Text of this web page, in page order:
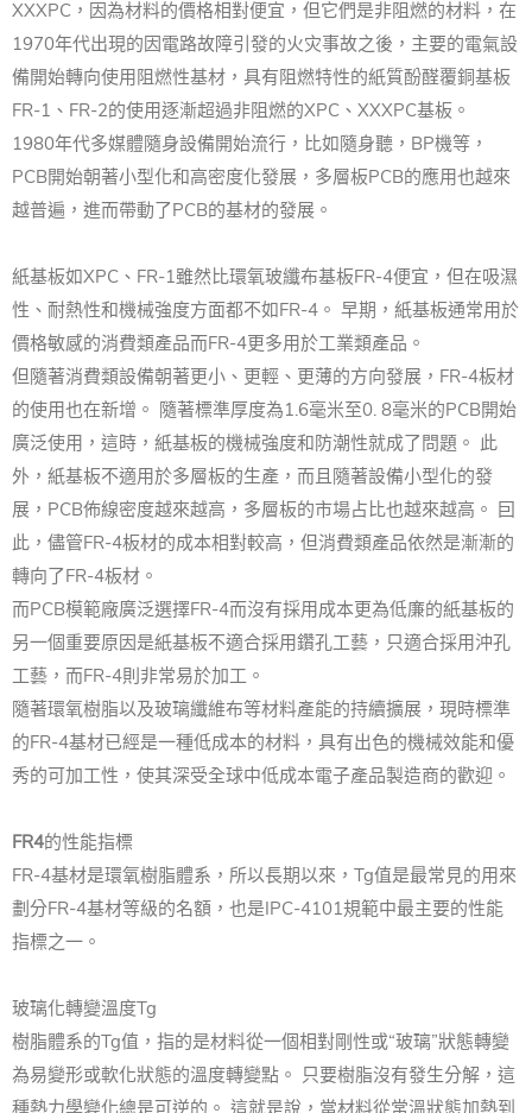
XXXPC，因為材料的價格相對便宜，但它們是非阻燃的材料，在
1970年代出現的因電路故障引發的火灾事故之後，主要的電氣設
備開始轉向使用阻燃性基材，具有阻燃特性的紙質酚醛覆銅基板
FR-1、FR-2的使用逐漸超過非阻燃的XPC、XXXPC基板。
1980年代多媒體隨身設備開始流行，比如隨身聽，BP機等，
PCB開始朝著小型化和高密度化發展，多層板PCB的應用也越來
越普遍，進而帶動了PCB的基材的發展。
紙基板如XPC、FR-1雖然比環氧玻纖布基板FR-4便宜，但在吸濕
性、耐熱性和機械強度方面都不如FR-4。 早期，紙基板通常用於
價格敏感的消費類產品而FR-4更多用於工業類產品。
但隨著消費類設備朝著更小、更輕、更薄的方向發展，FR-4板材
的使用也在新增。 隨著標準厚度為1.6毫米至0. 8毫米的PCB開始
廣泛使用，這時，紙基板的機械強度和防潮性就成了問題。 此
外，紙基板不適用於多層板的生產，而且隨著設備小型化的發
展，PCB佈線密度越來越高，多層板的市場占比也越來越高。 囙
此，儘管FR-4板材的成本相對較高，但消費類產品依然是漸漸的
轉向了FR-4板材。
而PCB模範廠廣泛選擇FR-4而沒有採用成本更為低廉的紙基板的
另一個重要原因是紙基板不適合採用鑽孔工藝，只適合採用沖孔
工藝，而FR-4則非常易於加工。
隨著環氧樹脂以及玻璃纖維布等材料產能的持續擴展，現時標準
的FR-4基材已經是一種低成本的材料，具有出色的機械效能和優
秀的可加工性，使其深受全球中低成本電子產品製造商的歡迎。
FR4的性能指標
FR-4基材是環氧樹脂體系，所以長期以來，Tg值是最常見的用來
劃分FR-4基材等級的名額，也是IPC-4101規範中最主要的性能
指標之一。
玻璃化轉變溫度Tg
樹脂體系的Tg值，指的是材料從一個相對剛性或“玻璃”狀態轉變
為易變形或軟化狀態的溫度轉變點。 只要樹脂沒有發生分解，這
種熱力學變化總是可逆的。 這就是說，當材料從常溫狀態加熱到